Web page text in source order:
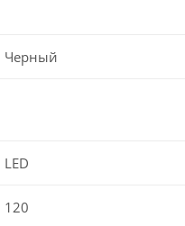
Черный
LED
120